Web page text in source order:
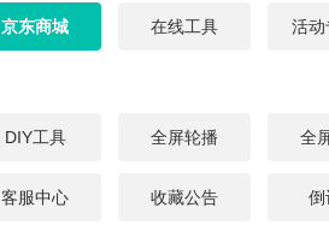
京东商城 在线工具 活动
DIY工具 全屏轮播 全
客服中心 收藏公告 倒